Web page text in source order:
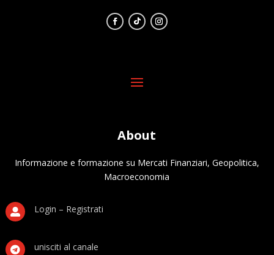
About
Informazione e formazione su Mercati Finanziari, Geopolitica,
Macroeconomia
 Login – Registrati
 unisciti al canale